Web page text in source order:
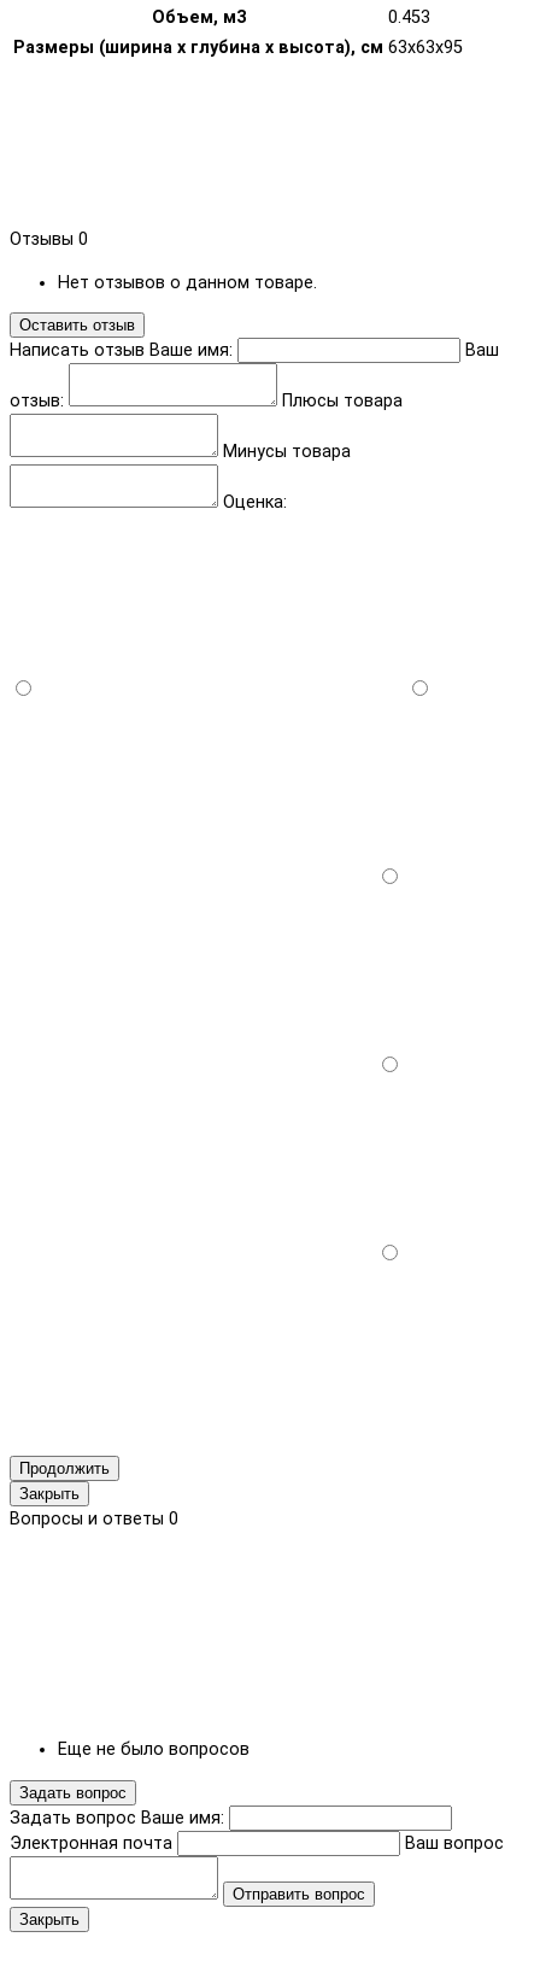
Объем, м3
0.453
Размеры (ширина х глубина х высота), см 63x63x95
Отзывы 0
Нет отзывов о данном товаре.
Оставить отзыв
Написать отзыв Ваше имя: Ваш
отзыв: Плюсы товара
Минусы товара
Оценка:
Продолжить
Закрыть
Вопросы и ответы 0
Еще не было вопросов
Задать вопрос
Задать вопрос Ваше имя:
Электронная почта
Ваш вопрос
Отправить вопрос
Закрыть